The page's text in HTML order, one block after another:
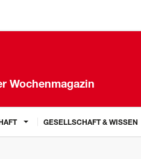
Wochenmagazin
GESELLSCHAFT & WISSEN